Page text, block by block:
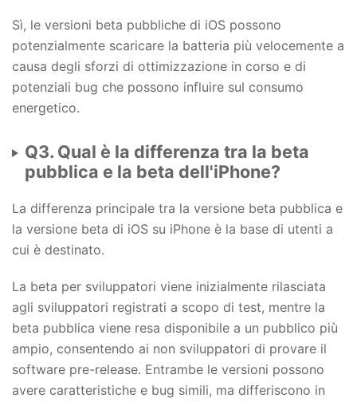
Sì, le versioni beta pubbliche di iOS possono
potenzialmente scaricare la batteria più velocemente a
causa degli sforzi di ottimizzazione in corso e di
potenziali bug che possono influire sul consumo
energetico.
Q3. Qual è la differenza tra la beta
pubblica e la beta dell'iPhone?
La differenza principale tra la versione beta pubblica e
la versione beta di iOS su iPhone è la base di utenti a
cui è destinato.
La beta per sviluppatori viene inizialmente rilasciata
agli sviluppatori registrati a scopo di test, mentre la
beta pubblica viene resa disponibile a un pubblico più
ampio, consentendo ai non sviluppatori di provare il
software pre-release. Entrambe le versioni possono
avere caratteristiche e bug simili, ma differiscono in